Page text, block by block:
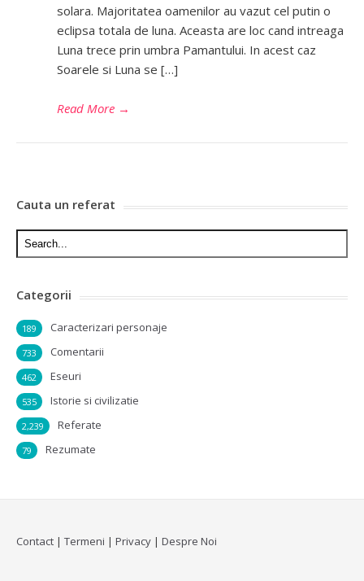
solara. Majoritatea oamenilor au vazut cel putin o
eclipsa totala de luna. Aceasta are loc cand intreaga
Luna trece prin umbra Pamantului. In acest caz
Soarele si Luna se […]
Read More →
Cauta un referat
Categorii
Caracterizari personaje
189
Comentarii
733
Eseuri
462
Istorie si civilizatie
535
Referate
2,239
Rezumate
79
Contact | Termeni | Privacy | Despre Noi